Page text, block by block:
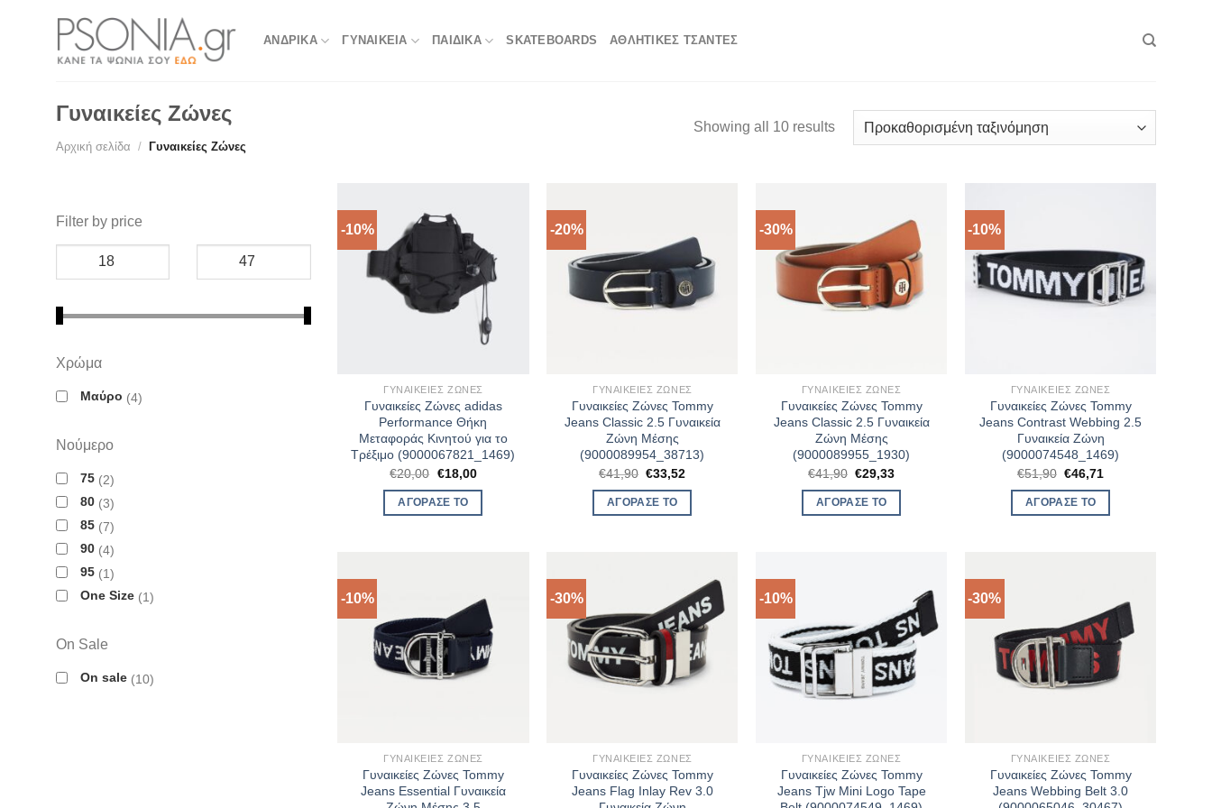
ΑΝΔΡΙΚΑ ΓΥΝΑΙΚΕΙΑ ΠΑΙΔΙΚΑ SKATEBOARDS ΑΘΛΗΤΙΚΈΣ ΤΣΆΝΤΕΣ
Γυναικείες Ζώνες
Αρχική σελίδα / Γυναικείες Ζώνες
Showing all 10 results
Filter by price
Χρώμα
Μαύρο 4
Νούμερο
75
2
80 3
85 7
90 4
95
1
One Size
1
On Sale
On sale 10
-10%
ΓΥΝΑΙΚΕΊΕΣ ΖΏΝΕΣ
Γυναικείες Ζώνες adidas
Performance Θήκη
Μεταφοράς Κινητού για το
Τρέξιμο (9000067821_1469)
€20,00 Original
was:
€20,00.
€18,00Η
ΑΓΌΡΑΣΈ ΤΟ
-20%
ΓΥΝΑΙΚΕΊΕΣ ΖΏΝΕΣ
Γυναικείες Ζώνες Tommy
Jeans Classic 2.5 Γυναικεία
Ζώνη Μέσης
(9000089954_38713)
€41,90 Original
was:
€41,90.
€33,52
ΑΓΌΡΑΣΈ ΤΟ
-30%
ΓΥΝΑΙΚΕΊΕΣ ΖΏΝΕΣ
Γυναικείες Ζώνες Tommy
Jeans Classic 2.5 Γυναικεία
Ζώνη Μέσης
(9000089955_1930)
€41,90 Original
was:
€41,90.
€29,33Η
ΑΓΌΡΑΣΈ ΤΟ
-10%
ΓΥΝΑΙΚΕΊΕΣ ΖΏΝΕΣ
Γυναικείες Ζώνες Tommy
Jeans Contrast Webbing 2.5
Γυναικεία Ζώνη
(9000074548_1469)
€51,90 Original
was:
€51,90.
€46,71
ΑΓΌΡΑΣΈ ΤΟ
-10%
ΓΥΝΑΙΚΕΊΕΣ ΖΏΝΕΣ
Γυναικείες Ζώνες Tommy
Jeans Essential Γυναικεία
-30%
ΓΥΝΑΙΚΕΊΕΣ ΖΏΝΕΣ
Γυναικείες Ζώνες Tommy
Jeans Flag Inlay Rev 3.0
-10%
ΓΥΝΑΙΚΕΊΕΣ ΖΏΝΕΣ
Γυναικείες Ζώνες Tommy
Jeans Tjw Mini Logo Tape
-30%
ΓΥΝΑΙΚΕΊΕΣ ΖΏΝΕΣ
Γυναικείες Ζώνες Tommy
Jeans Webbing Belt 3.0